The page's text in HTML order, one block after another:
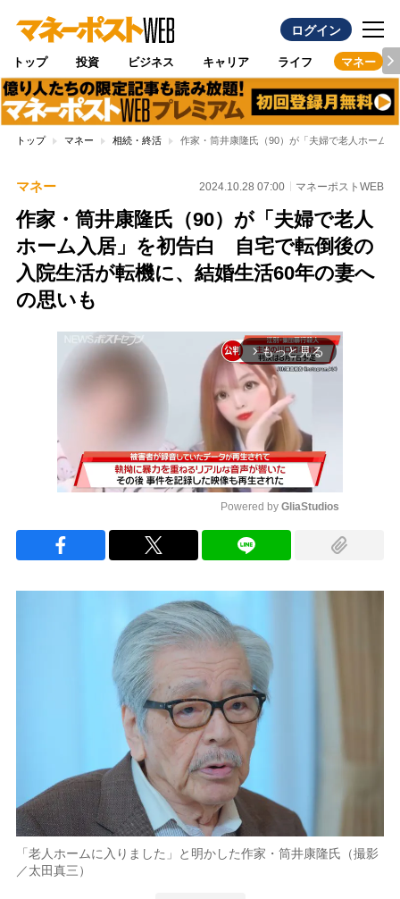
ログイン
トップ 投資 ビジネス キャリア ライフ マネー
トップ マネー 相続・終活 作家・筒井康隆氏（90）が「夫婦で老人ホーム
マネー 2024.10.28 07:00 マネーポストWEB
作家・筒井康隆氏（90）が「夫婦で老人
ホーム入居」を初告白 自宅で転倒後の
入院生活が転機に、結婚生活60年の妻へ
の思いも
arrow_forward_ios もっと見る
Powered by GliaStudios
「老人ホームに入りました」と明かした作家・筒井康隆氏（撮影
／太田真三）